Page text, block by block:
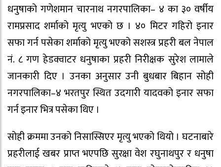
धनुषाको गणेशमान चारनाथ नगरपालिका– ४ का ३० वर्षीय
रामप्रसाद शर्माको मृत्यु भएको छ । ४० मिटर गहिरो इनार
सफा गर्न पसेका शर्माको मृत्यु भएको सशस्त्र प्रहरी बल नेपाल
नं. ८ गण हेडक्वाटर धनुषाका प्रहरी निरीक्षक सुरेश लामाले
जानकारी दिए । उनका अनुसार उनी बुधबार बिहान सोही
नगरपालिका–४ भरतपुर स्थित उदगारी यादवको इनार सफा
गर्न इनार भित्र पसेका थिए ।
सोही क्रममा उनको निसास्सिएर मृत्यु भएको थियो । घटनाबारे
प्रहरीलाई खबर प्राप्त भएपछि सुरक्षा वेश रघुनाथपुर र धनुषा